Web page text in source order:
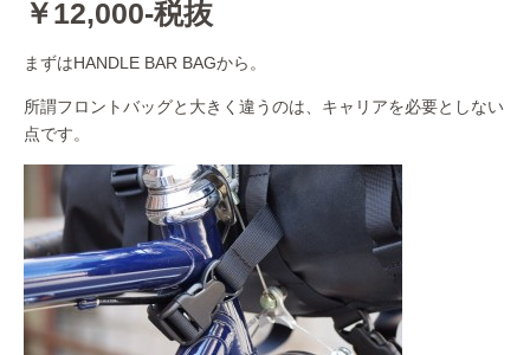
￥12,000-税抜
まずはHANDLE BAR BAGから。
所謂フロントバッグと大きく違うのは、キャリアを必要としない
点です。